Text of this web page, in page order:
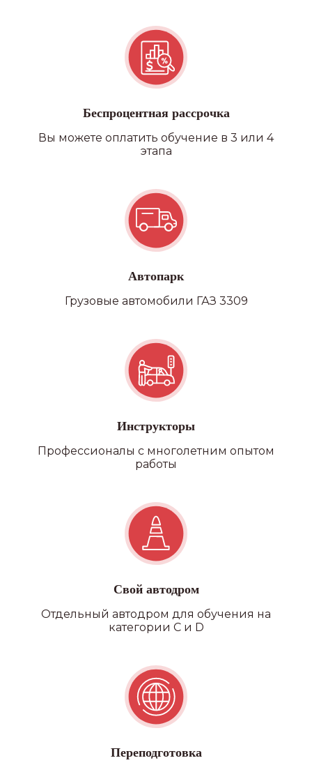
Беспроцентная рассрочка
Вы можете оплатить обучение в 3 или 4
этапа
Автопарк
Грузовые автомобили ГАЗ 3309
Инструкторы
Профессионалы с многолетним опытом
работы
Свой автодром
Отдельный автодром для обучения на
категории C и D
Переподготовка
Квадроцикл/снегоход
Наши